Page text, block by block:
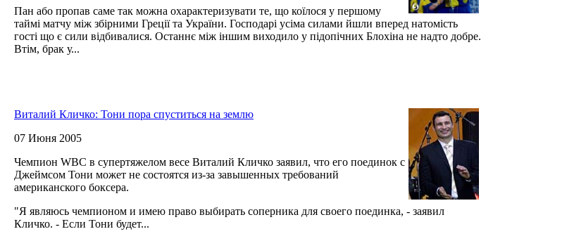
Пан або пропав саме так можна охарактеризувати те, що коїлося у першому
таймі матчу між збірними Греції та України. Господарі усіма силами йшли вперед натомість
гості що є сили відбивалися. Останнє між іншим виходило у підопічних Блохіна не надто добре.
Втім, брак у...
Виталий Кличко: Тони пора спуститься на землю
07 Июня 2005
Чемпион WBC в супертяжелом весе Виталий Кличко заявил, что его поединок с
Джеймсом Тони может не состоятся из-за завышенных требований
американского боксера.
"Я являюсь чемпионом и имею право выбирать соперника для своего поединка, - заявил
Кличко. - Если Тони будет...